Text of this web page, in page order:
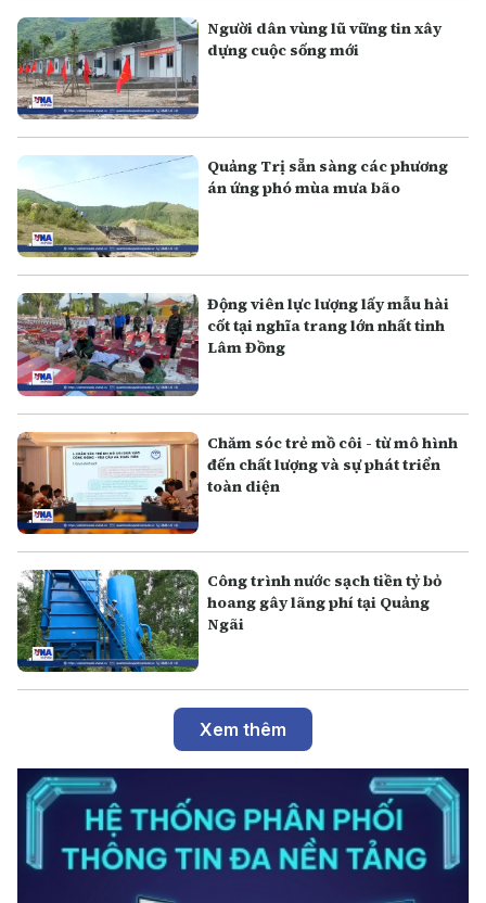
Người dân vùng lũ vững tin xây
dựng cuộc sống mới
Quảng Trị sẵn sàng các phương
án ứng phó mùa mưa bão
Động viên lực lượng lấy mẫu hài
cốt tại nghĩa trang lớn nhất tỉnh
Lâm Đồng
Chăm sóc trẻ mồ côi - từ mô hình
đến chất lượng và sự phát triển
toàn diện
Công trình nước sạch tiền tỷ bỏ
hoang gây lãng phí tại Quảng
Ngãi
Xem thêm